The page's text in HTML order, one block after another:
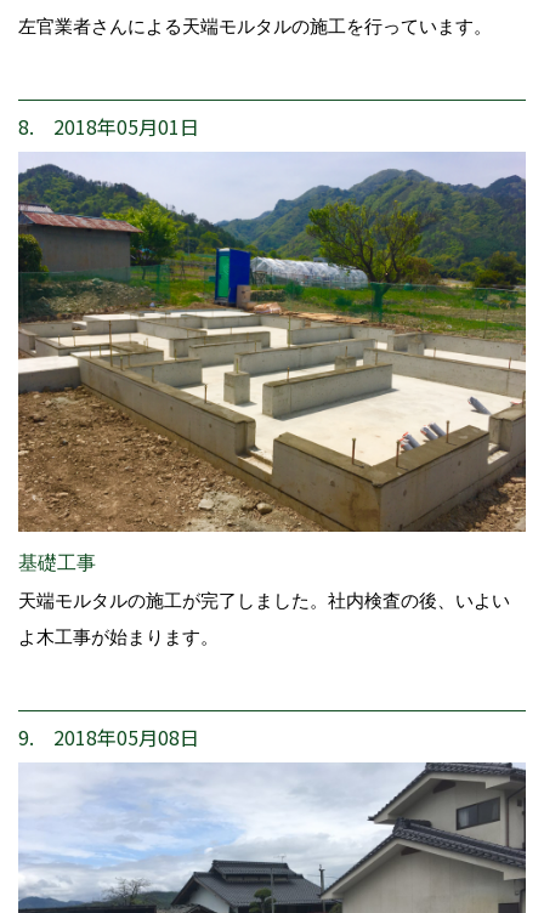
左官業者さんによる天端モルタルの施工を行っています。
8. 2018年05月01日
基礎工事
天端モルタルの施工が完了しました。社内検査の後、いよい
よ木工事が始まります。
9. 2018年05月08日